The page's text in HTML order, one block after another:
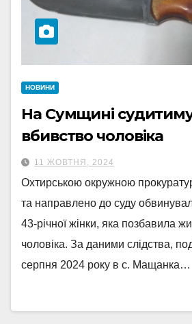
НОВИНИ
На Сумщині
вбивство чоловіка
11 ЖОВТНЯ, 2024
Охтирською окружною
та направлено до суду
43-річної жінки, яка позбавила
чоловіка. За даними слідства,
серпня 2024 року в с. Мащанка…